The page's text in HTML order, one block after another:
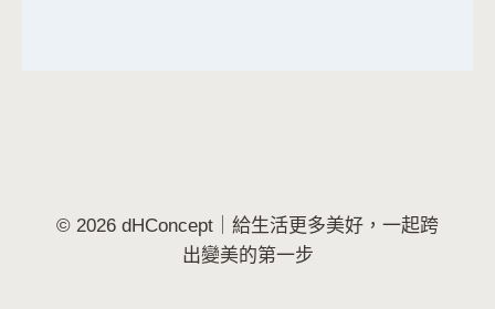
© 2026 dHConcept｜給生活更多美好，一起跨
出變美的第一步